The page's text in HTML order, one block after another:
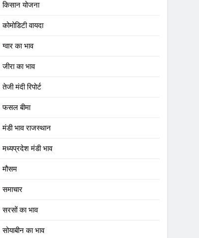
किसान योजना
कोमोडिटी वायदा
ग्वार का भाव
जीरा का भाव
तेजी मंदी रिपोर्ट
फसल बीमा
मंडी भाव राजस्थान
मध्यप्रदेश मंडी भाव
मौसम
समाचार
सरसों का भाव
सोयाबीन का भाव